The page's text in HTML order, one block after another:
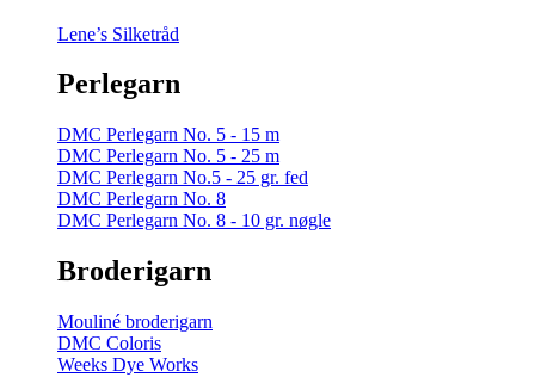
Lene’s Silketråd
Perlegarn
DMC Perlegarn No. 5 - 15 m
DMC Perlegarn No. 5 - 25 m
DMC Perlegarn No.5 - 25 gr. fed
DMC Perlegarn No. 8
DMC Perlegarn No. 8 - 10 gr. nøgle
Broderigarn
Mouliné broderigarn
DMC Coloris
Weeks Dye Works